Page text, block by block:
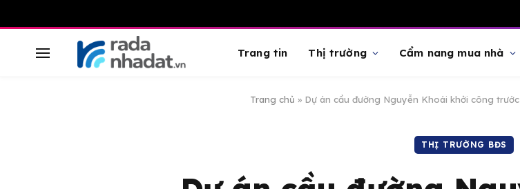
Trang tin Thị trường Cẩm nang mua nhà
Trang chủ » Dự án cầu đường Nguyễn Khoái khởi công
THỊ TRƯỜNG BĐS